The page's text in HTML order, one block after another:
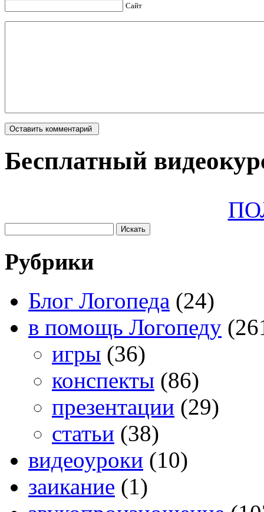
Сайт
Бесплатный
Рубрики
Блог Логопеда (24)
в помощь Логопеду
игры (36)
конспекты (86)
презентации (29)
статьи (38)
видеоуроки (10)
заикание (1)